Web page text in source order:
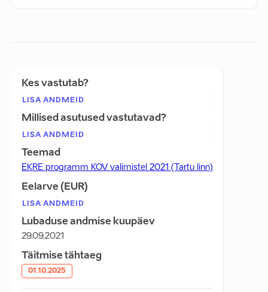
Kes vastutab?
LISA ANDMEID
Millised asutused vastutavad?
LISA ANDMEID
Teemad
EKRE programm KOV valimistel 2021 (Tartu linn)
Eelarve (EUR)
LISA ANDMEID
Lubaduse andmise kuupäev
29.09.2021
Täitmise tähtaeg
01.10.2025